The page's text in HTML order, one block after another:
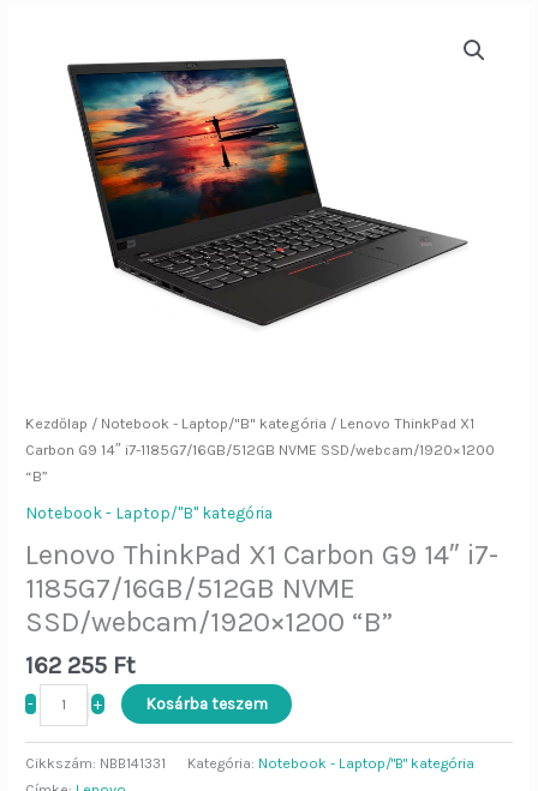
Kezdőlap / Notebook - Laptop/"B" kategória / Lenovo ThinkPad X1
Carbon G9 14″ i7-1185G7/16GB/512GB NVME SSD/webcam/1920×1200
“B”
Notebook - Laptop/"B" kategória
Lenovo ThinkPad X1 Carbon G9 14″ i7-
1185G7/16GB/512GB NVME
SSD/webcam/1920×1200 “B”
162 255 Ft
- + Kosárba teszem
Cikkszám: NBB141331 Kategória: Notebook - Laptop/"B" kategória